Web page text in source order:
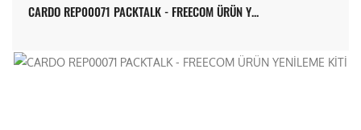
CARDO REP00071 PACKTALK - FREECOM ÜRÜN Y...